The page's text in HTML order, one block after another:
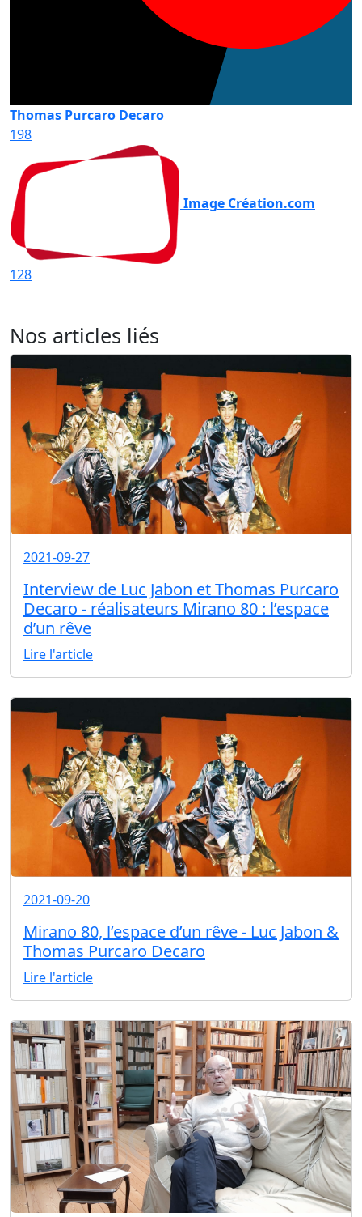
Thomas Purcaro Decaro
198
Image Création.com
128
Nos articles liés
2021-09-27
Interview de Luc Jabon et Thomas Purcaro
Decaro - réalisateurs Mirano 80 : l’espace
d’un rêve
Lire l'article
2021-09-20
Mirano 80, l’espace d’un rêve - Luc Jabon &
Thomas Purcaro Decaro
Lire l'article